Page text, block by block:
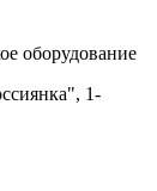
оборудование
1-